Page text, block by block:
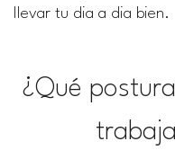
llevar tu dia a dia bien.
¿Qué